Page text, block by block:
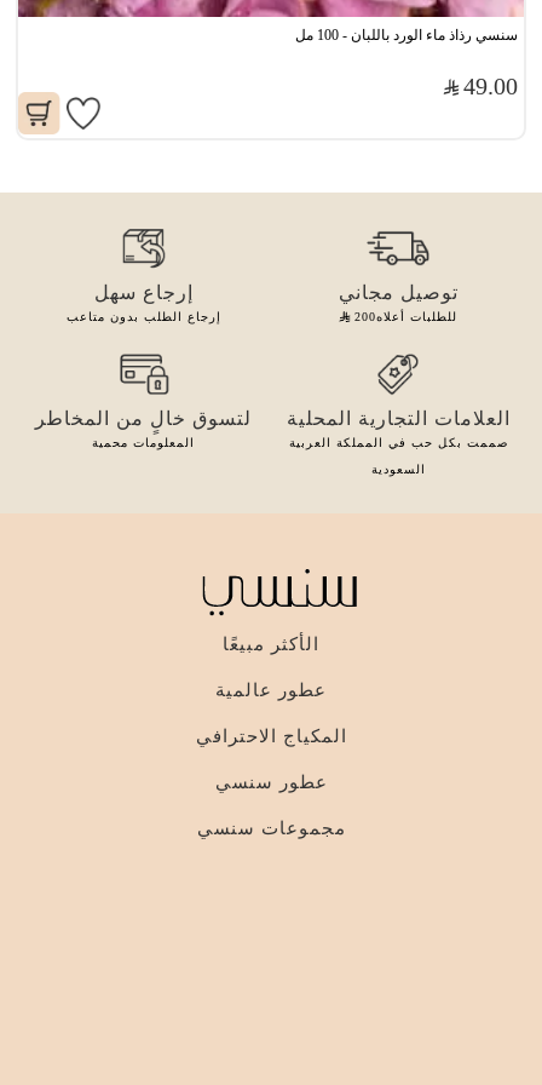
سنسي رذاذ ماء الورد باللبان - 100 مل
49.00
توصيل مجاني
للطلبات أعلاه200
إرجاع سهل
إرجاع الطلب بدون متاعب
العلامات التجارية المحلية
صممت بكل حب في المملكة العربية
السعودية
لتسوق خالٍ من المخاطر
المعلومات محمية
الأكثر مبيعًا
عطور عالمية
المكياج الاحترافي
عطور سنسي
مجموعات سنسي